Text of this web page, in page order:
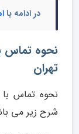
در ادامه با
نحوه تماس
تهران
نحوه تماس با
شرح زیر می